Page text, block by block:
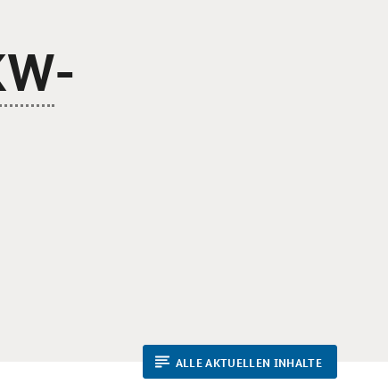
-
ALLE AKTUELLEN INHALTE